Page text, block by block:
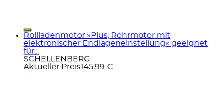
Rollladenmotor »Plus, Rohrmotor mit
elektronischer Endlageneinstellung« geeignet
für...
SCHELLENBERG
Aktueller Preis145,99 €